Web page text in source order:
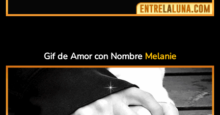
Gif de Amor con Nombre Melanie